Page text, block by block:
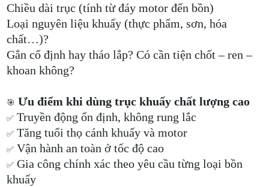
Chiều dài trục (tính từ đáy motor đến bồn)
Loại nguyên liệu khuấy (thực phẩm, sơn, hóa
chất…)?
Gắn cố định hay tháo lắp? Có cần tiện chốt – ren –
khoan không?
🎯 Ưu điểm khi dùng trục khuấy chất lượng cao
✅Truyền động ổn định, không rung lắc
✅Tăng tuổi thọ cánh khuấy và motor
✅Vận hành an toàn ở tốc độ cao
✅Gia công chính xác theo yêu cầu từng loại bồn
khuấy